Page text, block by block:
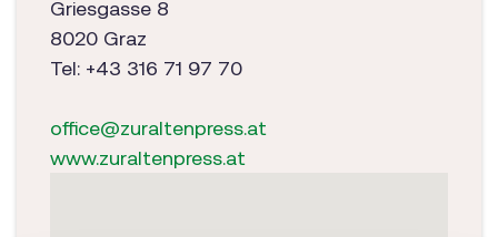
Griesgasse 8
8020 Graz
Tel: +43 316 71 97 70
office@zuraltenpress.at
www.zuraltenpress.at